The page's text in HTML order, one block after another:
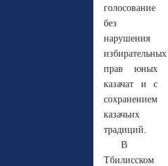
голосование
без
нарушения
избирательных
прав юных
казачат и с
сохранением
казачьих
традиций.
В
Тбилисском